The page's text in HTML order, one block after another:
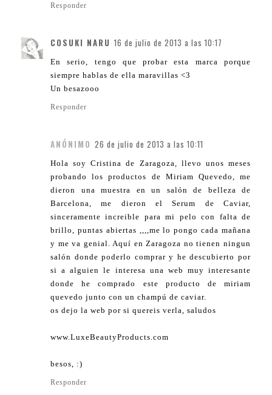
Responder
COSUKI NARU 16 de julio de 2013 a las 10:17
En serio, tengo que probar esta marca porque
siempre hablas de ella maravillas <3
Un besazooo
Responder
ANÓNIMO 26 de julio de 2013 a las 10:11
Hola soy Cristina de Zaragoza, llevo unos meses
probando los productos de Miriam Quevedo, me
dieron una muestra en un salón de belleza de
Barcelona, me dieron el Serum de Caviar,
sinceramente increible para mi pelo con falta de
brillo, puntas abiertas ,,,,me lo pongo cada mañana
y me va genial. Aquí en Zaragoza no tienen ningun
salón donde poderlo comprar y he descubierto por
si a alguien le interesa una web muy interesante
donde he comprado este producto de miriam
quevedo junto con un champú de caviar.
os dejo la web por si quereis verla, saludos
www.LuxeBeautyProducts.com
besos, :)
Responder